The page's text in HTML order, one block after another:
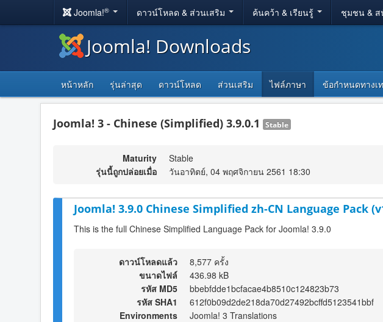
Joomla!® ดาวน์โหลด & ส่วนเสริม ค้นคว้า & เรียนรู้ ชุมชน &
Joomla! Downloads
หน้าหลัก รุ่นล่าสุด ดาวน์โหลด ส่วนเสริม ไฟล์ภาษา ข้อกำหนดทางเ
Joomla! 3 - Chinese (Simplified) 3.9.0.1 Stable
Maturity
Stable
รุ่นนี้ถูกปล่อยเมื่อ
วันอาทิตย์, 04 พฤศจิกายน 2561 18:30
Joomla! 3.9.0 Chinese Simplified zh-CN Language Pack
This is the full Chinese Simplified Language Pack for Joomla! 3.9.0
ดาวน์โหลดแล้ว
8,577 ครั้ง
ขนาดไฟล์
436.98 kB
รหัส MD5
bbebfdde1bcfacae4b8510c124823b73
รหัส SHA1
612f0b09d2de218da70d27492bcffd5123541bbf
Environments
Joomla! 3 Translations